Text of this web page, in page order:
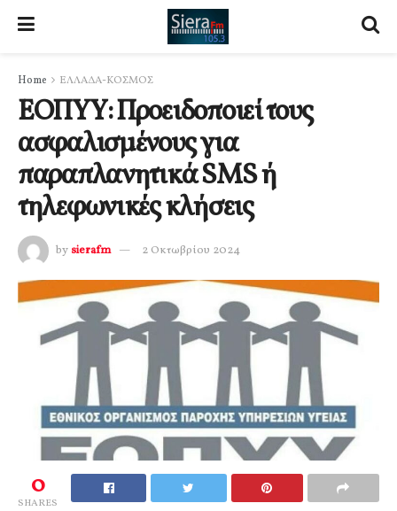
Home ΕΛΛΑΔΑ-ΚΟΣΜΟΣ
ΕΟΠΥΥ: Προειδοποιεί τους
ασφαλισμένους για
παραπλανητικά SMS ή
τηλεφωνικές κλήσεις
by sierafm 2 Οκτωβρίου 2024
0
SHARES